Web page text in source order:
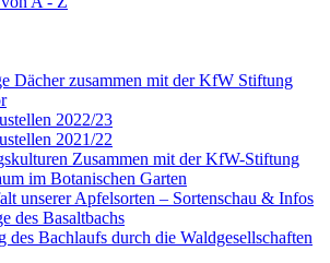
Dächer zusammen mit der KfW Stiftung
2022/23
2021/22
Zusammen mit der KfW-Stiftung
im Botanischen Garten
unserer Apfelsorten – Sortenschau & Infos
des Basaltbachs
des Bachlaufs durch die Waldgesellschaften